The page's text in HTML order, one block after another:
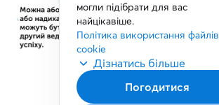
могли підібрати для вас
найцікавіше.
Політика використання файлів
cookie
Дізнатись більше
Погодитися